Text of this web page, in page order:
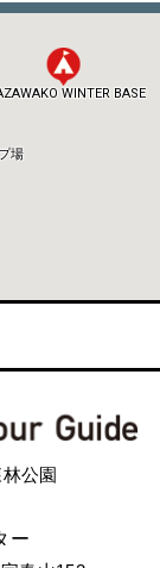
公園
ー